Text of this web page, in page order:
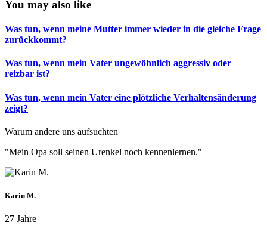
You may also like
Was tun, wenn meine Mutter immer wieder in die gleiche Frage
zurückkommt?
Was tun, wenn mein Vater ungewöhnlich aggressiv oder
reizbar ist?
Was tun, wenn mein Vater eine plötzliche Verhaltensänderung
zeigt?
Warum andere uns aufsuchten
"Mein Opa soll seinen Urenkel noch kennenlernen."
Karin M.
27 Jahre